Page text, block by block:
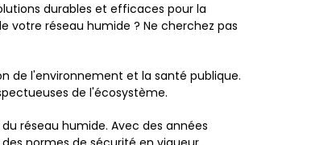
durables et efficaces pour la
votre réseau humide ? Ne cherchez pas
de l'environnement et la santé publique.
de l'écosystème.
réseau humide. Avec des années